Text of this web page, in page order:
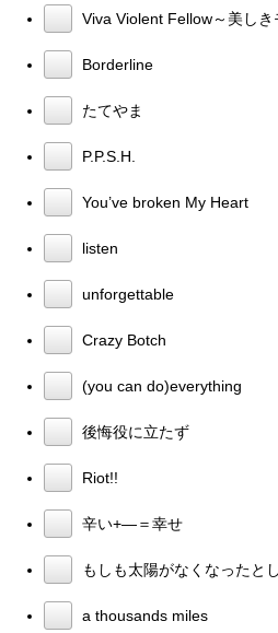
Viva Violent Fellow～美しき
Borderline
たてやま
P.P.S.H.
You’ve broken My Heart
listen
unforgettable
Crazy Botch
(you can do)everything
後悔役に立たず
Riot!!
辛い+―＝幸せ
もしも太陽がなくなったと
a thousands miles